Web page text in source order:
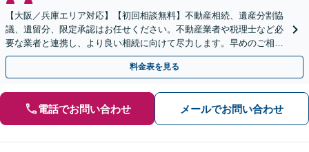
【大阪／兵庫エリア対応】【初回相談無料】不動産相続、遺産分割協
議、遺留分、限定承認はお任せください。不動産業者や税理士など必
要な業者と連携し、より良い相続に向けて尽力します。早めのご相談
が複雑化を防ぐカギとなります【休日相談可】
料金表を見る
電話でお問い合わせ メールでお問い合わせ